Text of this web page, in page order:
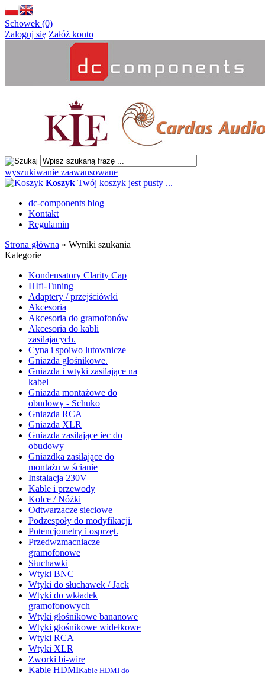
Schowek (0)
Zaloguj się Załóż konto
wyszukiwanie zaawansowane
Koszyk Twój koszyk jest pusty ...
dc-components blog
Kontakt
Regulamin
Strona główna » Wyniki szukania
Kategorie
Kondensatory Clarity Cap
HIfi-Tuning
Adaptery / przejściówki
Akcesoria
Akcesoria do gramofonów
Akcesoria do kabli
zasilajacych.
Cyna i spoiwo lutownicze
Gniazda głośnikowe.
Gniazda i wtyki zasilające na
kabel
Gniazda montażowe do
obudowy - Schuko
Gniazda RCA
Gniazda XLR
Gniazda zasilające iec do
obudowy
Gniazdka zasilające do
montażu w ścianie
Instalacja 230V
Kable i przewody
Kolce / Nóżki
Odtwarzacze sieciowe
Podzespoły do modyfikacji.
Potencjometry i osprzęt.
Przedwzmacniacze
gramofonowe
Słuchawki
Wtyki BNC
Wtyki do słuchawek / Jack
Wtyki do wkładek
gramofonowych
Wtyki głośnikowe bananowe
Wtyki głośnikowe widełkowe
Wtyki RCA
Wtyki XLR
Zworki bi-wire
Kable HDMIKable HDMI do